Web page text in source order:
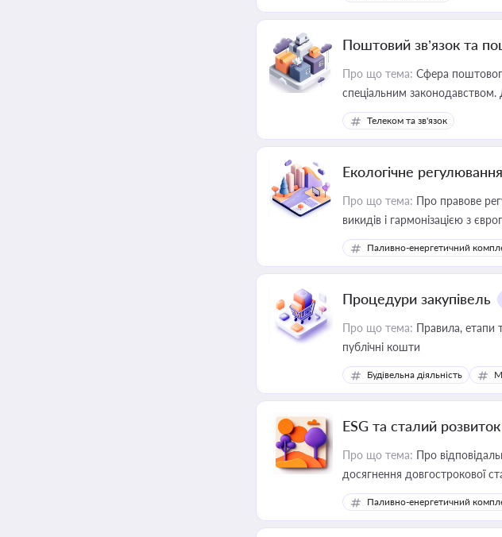
Поштовий зв’язок та
Про що тема: Сфера
спеціальним
реєстрах і забезпечення прав
Телеком та зв'язок
Екологічне регулювання
Про що тема: Про правове
викидів і гармонізацією з
Паливно-енергетичний
Процедури закупівель
Про що тема: Правила, етапи
публічні кошти
Будівельна діяльність
ESG та сталий розвиток
Про що тема: Про
досягнення довгострокової
Паливно-енергетичний